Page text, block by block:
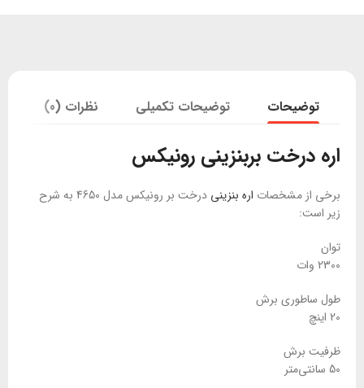
توضیحات توضیحات تکمیلی نظرات (0)
اره درخت بربنزینی رونیکس
برخی از مشخصات اره بنزینی
درخت بر رونیکس مدل 4650 به شرح
زیر است:
توان
2300 وات
طول ساطوری برش
20 اینچ
ظرفیت برش
50 سانتی‌متر